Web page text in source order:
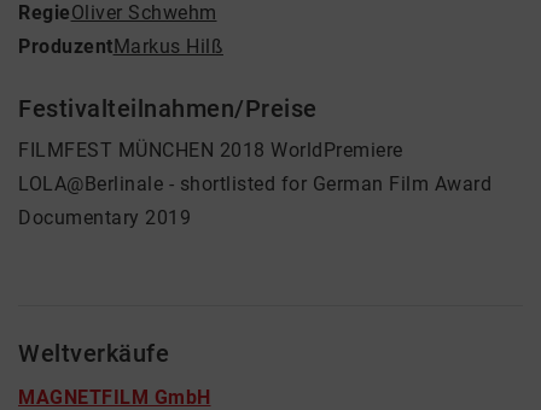
RegieOliver Schwehm
ProduzentMarkus Hilß
Festivalteilnahmen/Preise
FILMFEST MÜNCHEN 2018 WorldPremiere
LOLA@Berlinale - shortlisted for German Film Award
Documentary 2019
Weltverkäufe
MAGNETFILM GmbH